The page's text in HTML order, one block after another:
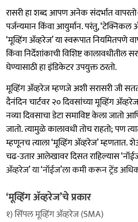
रासरी हा शब्द आपण अनेक संदर्भात
पर्जन्यमान किंवा आयुर्मान. परंतु, ‘टेक्निकल
‘मूव्हिंग ॲव्हरेज’ या स्वरूपात नियमितपणे
किंवा निर्देशांकाची विशिष्ट कालावधीतील
घेण्यासाठी हा इंडिकेटर उपयुक्त ठरतो.
मूव्हिंग ॲव्हरेज म्हणजे अशी सरासरी जी
दैनंदिन चार्टवर २० दिवसांच्या मूव्हिंग
नव्या दिवसाचा डेटा समाविष्ट केला जातो
जातो. त्यामुळे कालावधी तोच राहतो; पण
म्हणूनच त्याला ‘मूव्हिंग ॲव्हरेज’ म्हणतात.
चढ-उतार आलेखावर दिसत राहिल्यास ‘नॉईज’
ॲव्हरेज’ या ‘नॉईज’ला कमी करून ट्रेंड
‘मूव्हिंग ॲव्हरेज’चे प्रकार
१) सिंपल मूव्हिंग ॲव्हरेज (SMA)